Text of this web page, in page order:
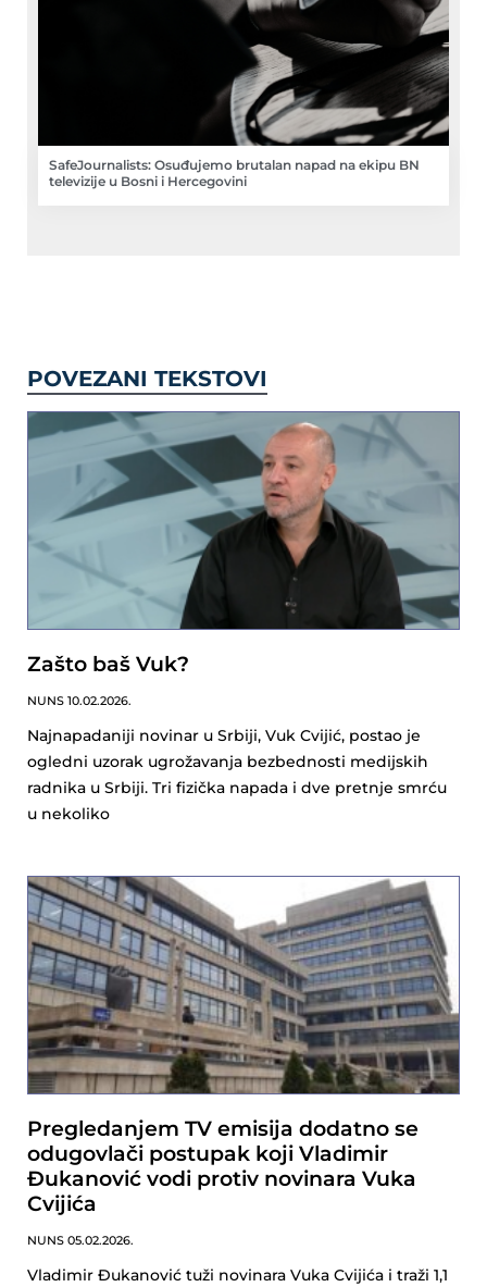
SafeJournalists: Osuđujemo brutalan napad na ekipu BN
televizije u Bosni i Hercegovini
POVEZANI TEKSTOVI
Zašto baš Vuk?
NUNS 10.02.2026.
Najnapadaniji novinar u Srbiji, Vuk Cvijić, postao je
ogledni uzorak ugrožavanja bezbednosti medijskih
radnika u Srbiji. Tri fizička napada i dve pretnje smrću
u nekoliko
Pregledanjem TV emisija dodatno se
odugovlači postupak koji Vladimir
Đukanović vodi protiv novinara Vuka
Cvijića
NUNS 05.02.2026.
Vladimir Đukanović tuži novinara Vuka Cvijića i traži 1,1